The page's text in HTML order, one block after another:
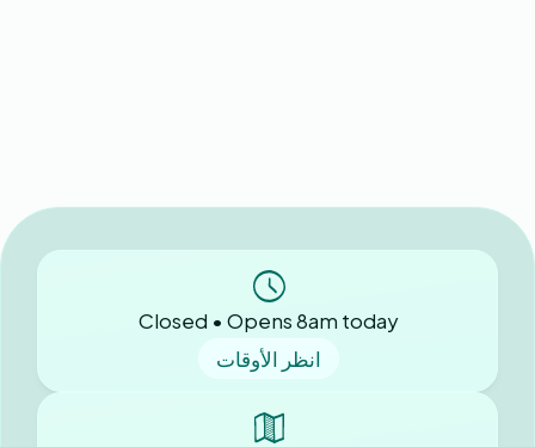
Closed • Opens 8am today
انظر الأوقات